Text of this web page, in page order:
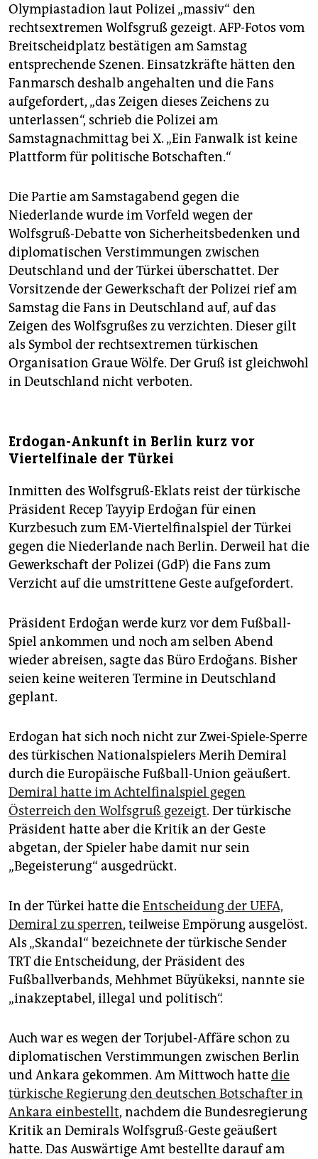
genossenschaft
epaper login
Olympiastadion laut Polizei „massiv“ den
rechtsextremen Wolfsgruß gezeigt. AFP-Fotos vom
Breitscheidplatz bestätigen am Samstag
entsprechende Szenen. Einsatzkräfte hätten den
Fanmarsch deshalb angehalten und die Fans
aufgefordert, „das Zeigen dieses Zeichens zu
unterlassen“, schrieb die Polizei am
Samstagnachmittag bei X. „Ein Fanwalk ist keine
Plattform für politische Botschaften.“
Die Partie am Samstagabend gegen die
Niederlande wurde im Vorfeld wegen der
Wolfsgruß-Debatte von Sicherheitsbedenken und
diplomatischen Verstimmungen zwischen
Deutschland und der Türkei überschattet. Der
Vorsitzende der Gewerkschaft der Polizei rief am
Samstag die Fans in Deutschland auf, auf das
Zeigen des Wolfsgrußes zu verzichten. Dieser gilt
als Symbol der rechtsextremen türkischen
Organisation Graue Wölfe. Der Gruß ist gleichwohl
in Deutschland nicht verboten.
Erdogan-Ankunft in Berlin kurz vor
Viertelfinale der Türkei
Inmitten des Wolfsgruß-Eklats reist der türkische
Präsident Recep Tayyip Erdoğan für einen
Kurzbesuch zum EM-Viertelfinalspiel der Türkei
gegen die Niederlande nach Berlin. Derweil hat die
Gewerkschaft der Polizei (GdP) die Fans zum
Verzicht auf die umstrittene Geste aufgefordert.
Präsident Erdoğan werde kurz vor dem Fußball-
Spiel ankommen und noch am selben Abend
wieder abreisen, sagte das Büro Erdoğans. Bisher
seien keine weiteren Termine in Deutschland
geplant.
Erdogan hat sich noch nicht zur Zwei-Spiele-Sperre
des türkischen Nationalspielers Merih Demiral
durch die Europäische Fußball-Union geäußert.
Demiral hatte im Achtelfinalspiel gegen
Österreich den Wolfsgruß gezeigt. Der türkische
Präsident hatte aber die Kritik an der Geste
abgetan, der Spieler habe damit nur sein
„Begeisterung“ ausgedrückt.
In der Türkei hatte dieEntscheidung der UEFA,
Demiral zu sperren, teilweise Empörung ausgelöst.
Als „Skandal“ bezeichnete der türkische Sender
TRT die Entscheidung, der Präsident des
Fußballverbands, Mehhmet Büyükeksi, nannte sie
„inakzeptabel, illegal und politisch“.
Auch war es wegen der Torjubel-Affäre schon zu
diplomatischen Verstimmungen zwischen Berlin
und Ankara gekommen. Am Mittwoch hattedie
türkische Regierung den deutschen Botschafter in
Ankara einbestellt, nachdem die Bundesregierung
Kritik an Demirals Wolfsgruß-Geste geäußert
hatte. Das Auswärtige Amt bestellte darauf am